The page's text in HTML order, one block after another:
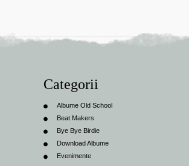
Categorii
Albume Old School
Beat Makers
Bye Bye Birdie
Download Albume
Evenimente